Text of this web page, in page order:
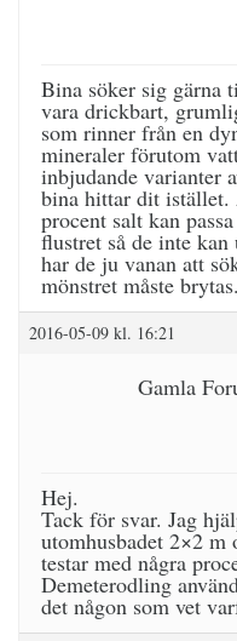
Bina söker sig gärna
vara drickbart,
som rinner från en
mineraler förutom
inbjudande varianter
bina hittar dit istället.
procent salt kan
flustret så de inte
har de ju vanan att
mönstret måste brytas.
2016-05-09 kl. 16:21
Gamla
Hej.
Tack för svar. Jag
utomhusbadet 2×2 m
testar med några
Demeterodling
det någon som vet